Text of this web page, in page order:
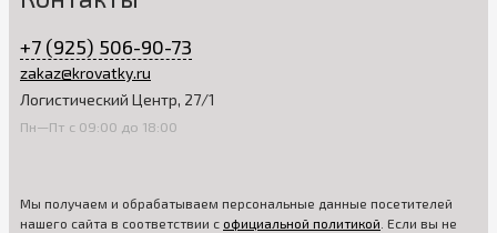
+7 (925) 506-90-73
zakaz@krovatky.ru
Логистический Центр, 27/1
Пн—Пт с 09:00 до 18:00
Мы получаем и обрабатываем персональные данные посетителей
нашего сайта в соответствии с официальной политикой . Если вы не